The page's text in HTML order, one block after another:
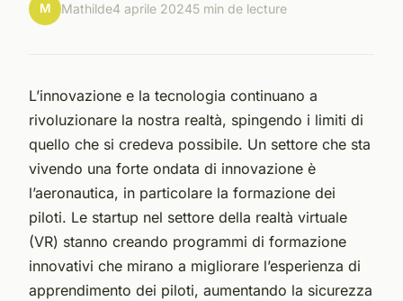
M Mathilde4 aprile 20245 min de lecture
L’innovazione e la tecnologia continuano a
rivoluzionare la nostra realtà, spingendo i limiti di
quello che si credeva possibile. Un settore che sta
vivendo una forte ondata di innovazione è
l’aeronautica, in particolare la formazione dei
piloti. Le startup nel settore della realtà virtuale
(VR) stanno creando programmi di formazione
innovativi che mirano a migliorare l’esperienza di
apprendimento dei piloti, aumentando la sicurezza